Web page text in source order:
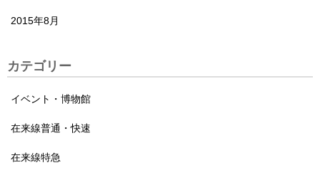
2015年8月
カテゴリー
イベント・博物館
在来線普通・快速
在来線特急